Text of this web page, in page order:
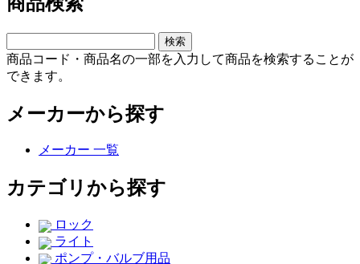
商品コード・商品名の一部を入力して商品を検索することが
できます。
メーカーから探す
メーカー 一覧
カテゴリから探す
ロック
ライト
ポンプ・バルブ用品